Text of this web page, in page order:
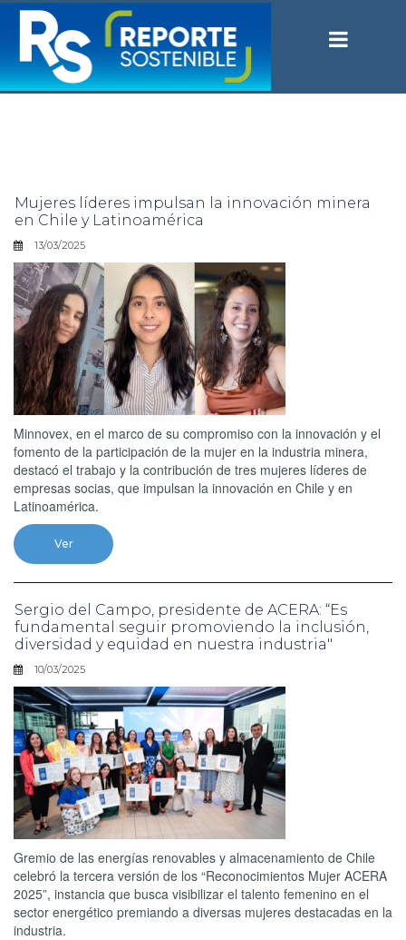
Mujeres líderes impulsan la innovación minera
en Chile y Latinoamérica
13/03/2025
Minnovex, en el marco de su compromiso con la innovación y el
fomento de la participación de la mujer en la industria minera,
destacó el trabajo y la contribución de tres mujeres líderes de
empresas socias, que impulsan la innovación en Chile y en
Latinoamérica.
Ver
Sergio del Campo, presidente de ACERA: “Es
fundamental seguir promoviendo la inclusión,
diversidad y equidad en nuestra industria"
10/03/2025
Gremio de las energías renovables y almacenamiento de Chile
celebró la tercera versión de los “Reconocimientos Mujer ACERA
2025”, instancia que busca visibilizar el talento femenino en el
sector energético premiando a diversas mujeres destacadas en la
industria.